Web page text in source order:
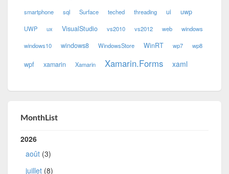
smartphone sql Surface teched threading ui uwp
UWP ux VisualStudio vs2010 vs2012 web windows
windows10 windows8 WindowsStore WinRT wp7 wp8
wpf xamarin Xamarin Xamarin.Forms xaml
MonthList
2026
août (3)
juillet (8)